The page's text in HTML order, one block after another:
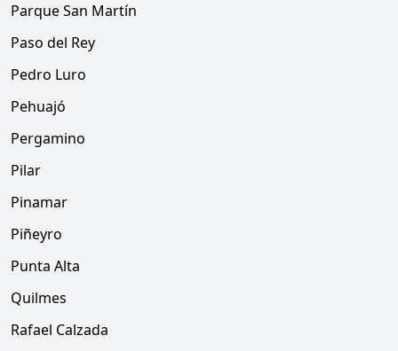
Parque San Martín
Paso del Rey
Pedro Luro
Pehuajó
Pergamino
Pilar
Pinamar
Piñeyro
Punta Alta
Quilmes
Rafael Calzada